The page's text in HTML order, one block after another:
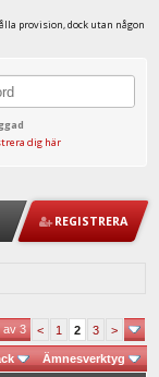
provision, dock utan någon
dig här
REGISTRERA
av 3 < 1 2 3 >
Ämnesverktyg